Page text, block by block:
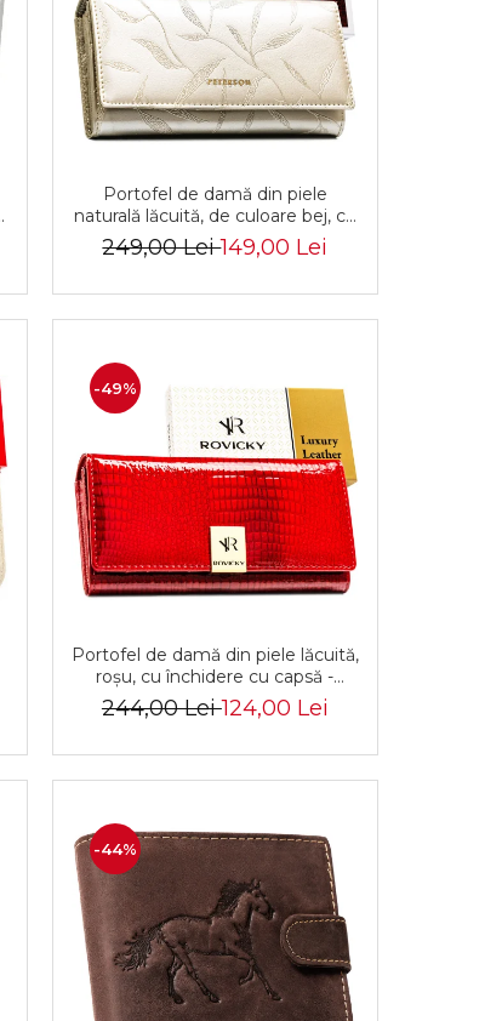
Portofel de damă din piele
naturală lăcuită, de culoare bej, cu
închidere cu capsă - Peterson
249,00 Lei149,00 Lei
-49%
Portofel de damă din piele lăcuită,
roșu, cu închidere cu capsă -
Rovicky PTR-RH-22-1-RS RED
244,00 Lei124,00 Lei
-44%